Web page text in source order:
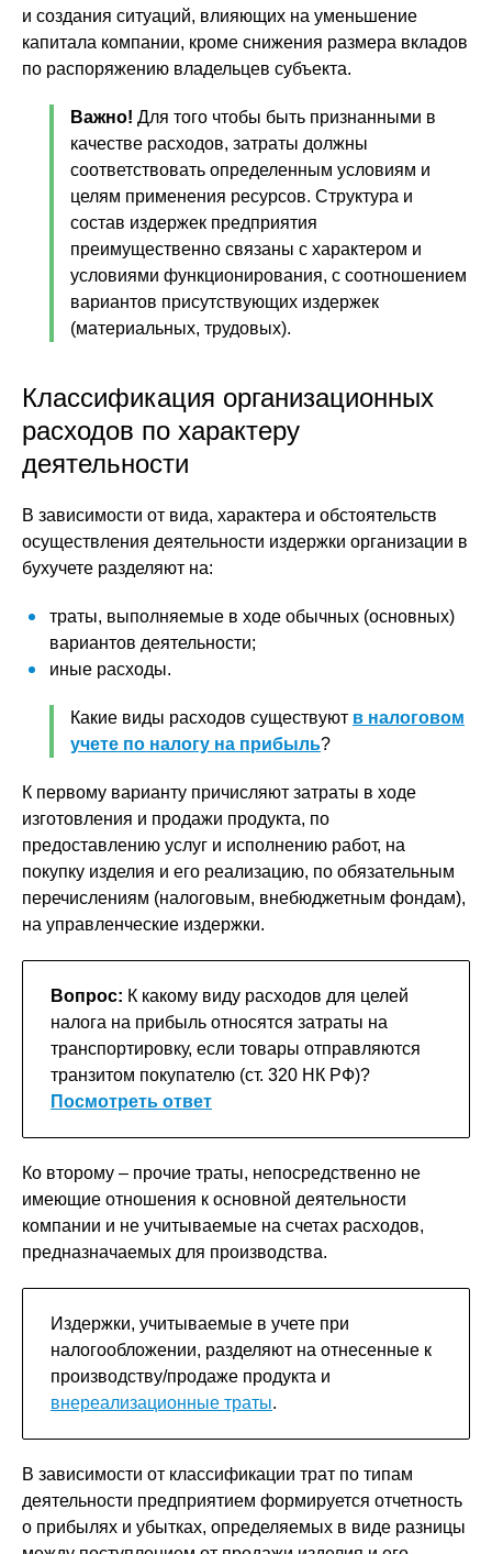
и создания ситуаций, влияющих на уменьшение
капитала компании, кроме снижения размера вкладов
по распоряжению владельцев субъекта.
Важно! Для того чтобы быть признанными в
качестве расходов, затраты должны
соответствовать определенным условиям и
целям применения ресурсов. Структура и
состав издержек предприятия
преимущественно связаны с характером и
условиями функционирования, с соотношением
вариантов присутствующих издержек
(материальных, трудовых).
Классификация организационных
расходов по характеру
деятельности
В зависимости от вида, характера и обстоятельств
осуществления деятельности издержки организации в
бухучете разделяют на:
траты, выполняемые в ходе обычных (основных)
вариантов деятельности;
иные расходы.
Какие виды расходов существуют в налоговом
учете по налогу на прибыль?
К первому варианту причисляют затраты в ходе
изготовления и продажи продукта, по
предоставлению услуг и исполнению работ, на
покупку изделия и его реализацию, по обязательным
перечислениям (налоговым, внебюджетным фондам),
на управленческие издержки.
Вопрос: К какому виду расходов для целей
налога на прибыль относятся затраты на
транспортировку, если товары отправляются
транзитом покупателю (ст. 320 НК РФ)?
Посмотреть ответ
Ко второму – прочие траты, непосредственно не
имеющие отношения к основной деятельности
компании и не учитываемые на счетах расходов,
предназначаемых для производства.
Издержки, учитываемые в учете при
налогообложении, разделяют на отнесенные к
производству/продаже продукта и
внереализационные траты.
В зависимости от классификации трат по типам
деятельности предприятием формируется отчетность
о прибылях и убытках, определяемых в виде разницы